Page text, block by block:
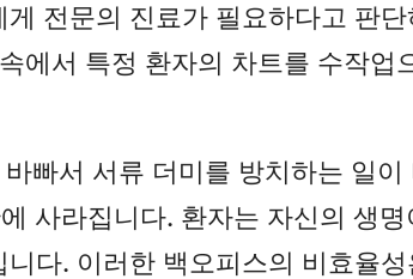
전문의 진료가 필요하다고 판단
에서 특정 환자의 차트를 수작업
빠서 서류 더미를 방치하는 일이
사라집니다. 환자는 자신의 생명
다. 이러한 백오피스의 비효율성